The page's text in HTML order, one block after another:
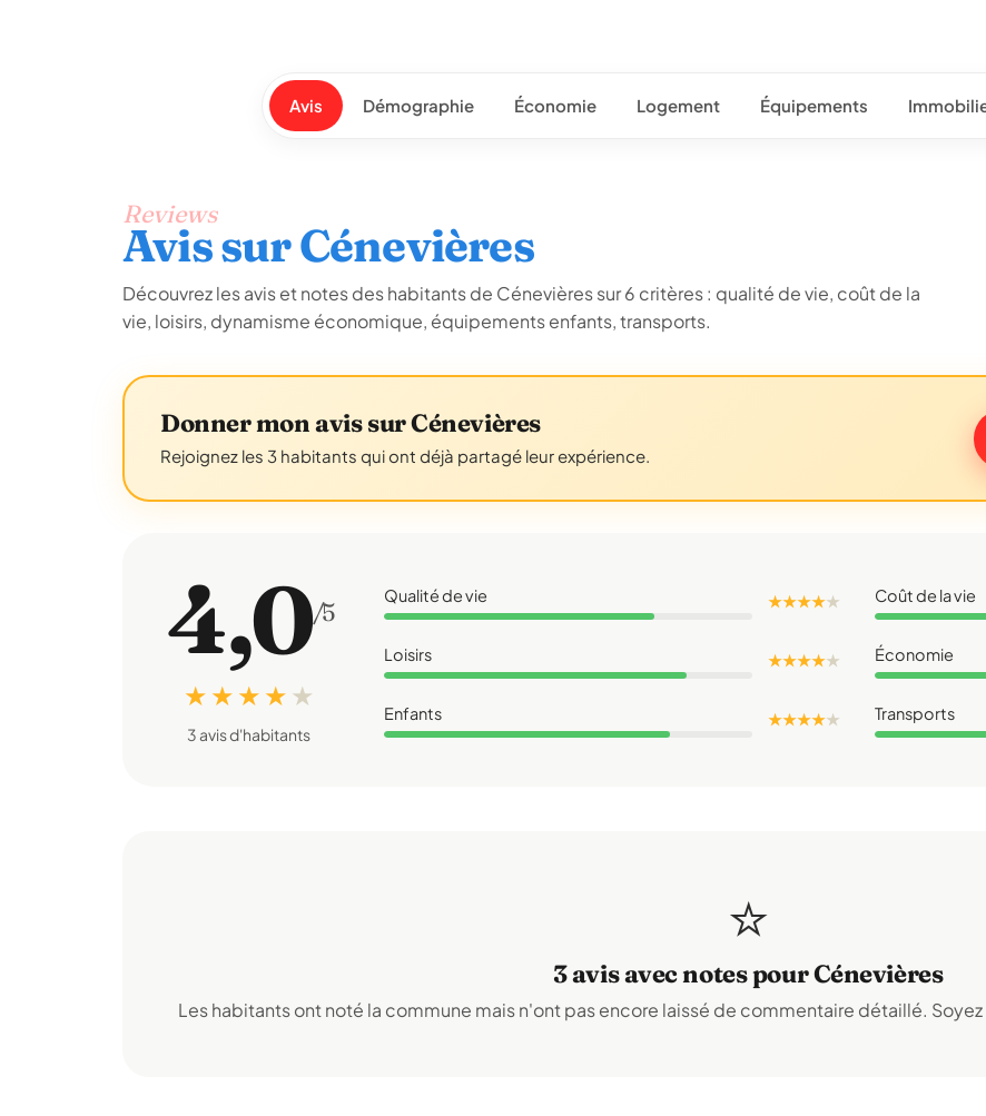
Avis Démographie Économie Logement Équipements
Reviews
Avis sur Cénevières
Découvrez les avis et notes des habitants de Cénevières sur 6 critères : qualité de vie, coût de la
vie, loisirs, dynamisme économique, équipements enfants, transports.
Donner mon avis sur Cénevières
Rejoignez les 3 habitants qui ont déjà partagé leur expérience.
4,0/5
★ ★ ★ ★ ★
3 avis d'habitants
Qualité de vie ★ ★ ★ ★★ Coût de la vie
Loisirs ★ ★ ★ ★★ Économie
Enfants ★ ★ ★ ★★ Transports
⭐
3 avis avec notes pour Cénevières
Les habitants ont noté la commune mais n'ont pas encore laissé de commentaire détaillé.